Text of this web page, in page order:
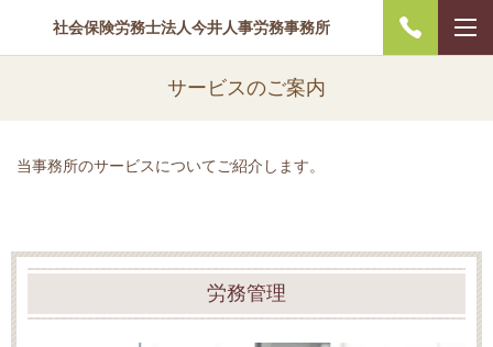
社会保険労務士法人今井人事労務事務所
サービスのご案内
当事務所のサービスについてご紹介します。
労務管理